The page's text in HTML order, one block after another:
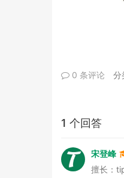
0 条评论 分
1 个回答
宋登峰
擅长：